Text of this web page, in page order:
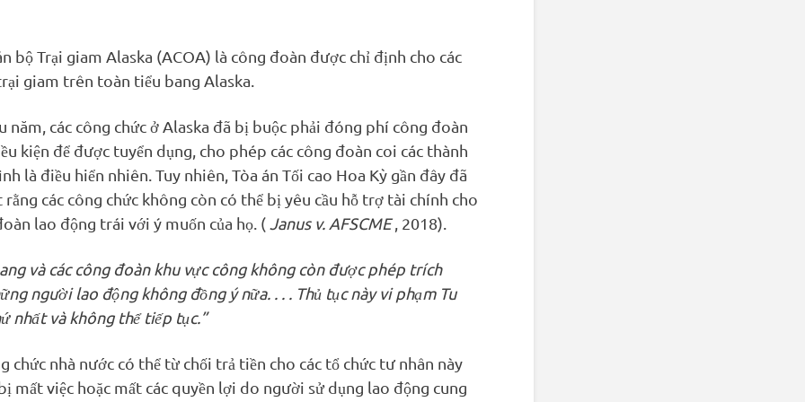
bộ Trại giam Alaska (ACOA) là công đoàn được chỉ định cho các
giam trên toàn tiểu bang Alaska.
năm, các công chức ở Alaska đã bị buộc phải đóng phí công đoàn
kiện để được tuyển dụng, cho phép các công đoàn coi các thành
là điều hiển nhiên. Tuy nhiên, Tòa án Tối cao Hoa Kỳ gần đây đã
các công chức không còn có thể bị yêu cầu hỗ trợ tài chính cho
lao động trái với ý muốn của họ. ( Janus v. AFSCME, 2018).
và các công đoàn khu vực công không còn được phép trích
người lao động không đồng ý nữa. . . . Thủ tục này vi phạm Tu
nhất và không thể tiếp tục.”
chức nhà nước có thể từ chối trả tiền cho các tổ chức tư nhân này
mất việc hoặc mất các quyền lợi do người sử dụng lao động cung